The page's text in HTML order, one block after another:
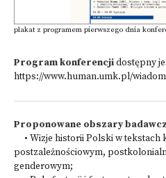
plakat z programem pierwszego dnia
Program konferencjidostępny
https://www.human.umk.pl/
Proponowane obszary
• Wizje historii Polski w tekstach
postzależnościowym,
genderowym;